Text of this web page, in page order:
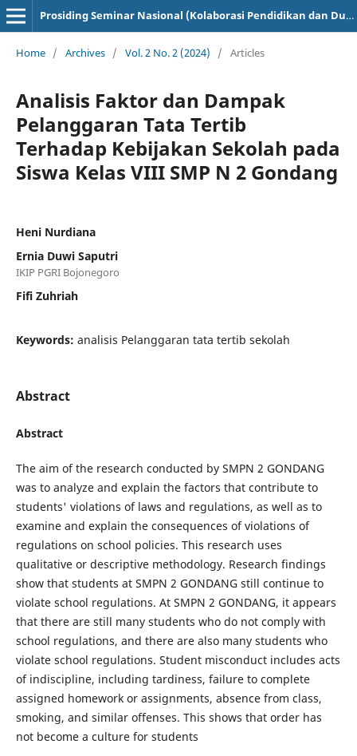
Prosiding Seminar Nasional (Kolaborasi Pendidikan dan Dunia Industri)
Home / Archives / Vol. 2 No. 2 (2024) / Articles
Analisis Faktor dan Dampak
Pelanggaran Tata Tertib
Terhadap Kebijakan Sekolah pada
Siswa Kelas VIII SMP N 2 Gondang
Heni Nurdiana
Ernia Duwi Saputri
IKIP PGRI Bojonegoro
Fifi Zuhriah
Keywords: analisis Pelanggaran tata tertib sekolah
Abstract
Abstract
The aim of the research conducted by SMPN 2 GONDANG
was to analyze and explain the factors that contribute to
students' violations of laws and regulations, as well as to
examine and explain the consequences of violations of
regulations on school policies. This research uses
qualitative or descriptive methodology. Research findings
show that students at SMPN 2 GONDANG still continue to
violate school regulations. At SMPN 2 GONDANG, it appears
that there are still many students who do not comply with
school regulations, and there are also many students who
violate school regulations. Student misconduct includes acts
of indiscipline, including tardiness, failure to complete
assigned homework or assignments, absence from class,
smoking, and similar offenses. This shows that order has
not become a culture for students